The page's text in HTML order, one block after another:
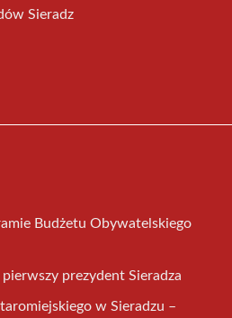
Sieradz
Budżetu Obywatelskiego
pierwszy prezydent Sieradza
w Sieradzu –